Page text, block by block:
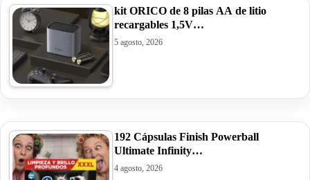
kit ORICO de 8 pilas AA de litio
recargables 1,5V…
5 agosto, 2026
192 Cápsulas Finish Powerball
Ultimate Infinity…
4 agosto, 2026